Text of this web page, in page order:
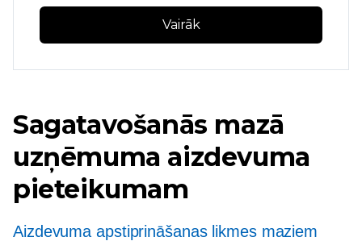
Vairāk
Sagatavošanās mazā
uzņēmuma aizdevuma
pieteikumam
Aizdevuma apstiprināšanas likmes maziem